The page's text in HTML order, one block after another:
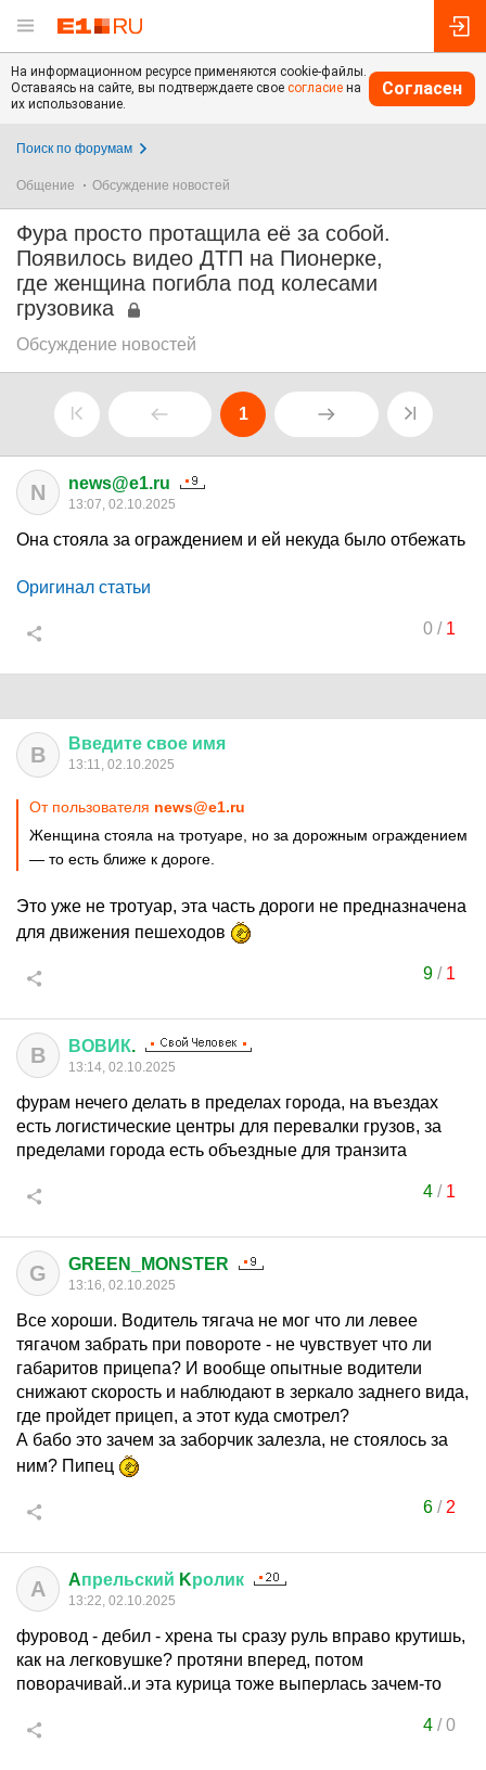
На информационном ресурсе применяются cookie-файлы.
Оставаясь на сайте, вы подтверждаете свое согласие на
их использование.
Согласен
Поиск по форумам
Общение Обсуждение новостей
Фура просто протащила её за собой.
Появилось видео ДТП на Пионерке,
где женщина погибла под колесами
грузовика
Обсуждение новостей
1
N news@e1.ru
13:07, 02.10.2025
Она стояла за ограждением и ей некуда было отбежать
Оригинал статьи
0/ 1
В Введите свое имя
13:11, 02.10.2025
От пользователя news@e1.ru
Женщина стояла на тротуаре, но за дорожным ограждением
— то есть ближе к дороге.
Это уже не тротуар, эта часть дороги не предназначена
для движения пешеходов
9/ 1
В ВОВИК.
13:14, 02.10.2025
фурам нечего делать в пределах города, на въездах
есть логистические центры для перевалки грузов, за
пределами города есть объездные для транзита
4/ 1
G GREEN_MONSTER
13:16, 02.10.2025
Все хороши. Водитель тягача не мог что ли левее
тягачом забрать при повороте - не чувствует что ли
габаритов прицепа? И вообще опытные водители
снижают скорость и наблюдают в зеркало заднего вида,
где пройдет прицеп, а этот куда смотрел?
А бабо это зачем за заборчик залезла, не стоялось за
ним? Пипец
6/ 2
A Aпрельский Kролик
13:22, 02.10.2025
фуровод - дебил - хрена ты сразу руль вправо крутишь,
как на легковушке? протяни вперед, потом
поворачивай..и эта курица тоже выперлась зачем-то
4/0